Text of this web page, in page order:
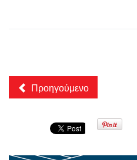
Προηγούμενο